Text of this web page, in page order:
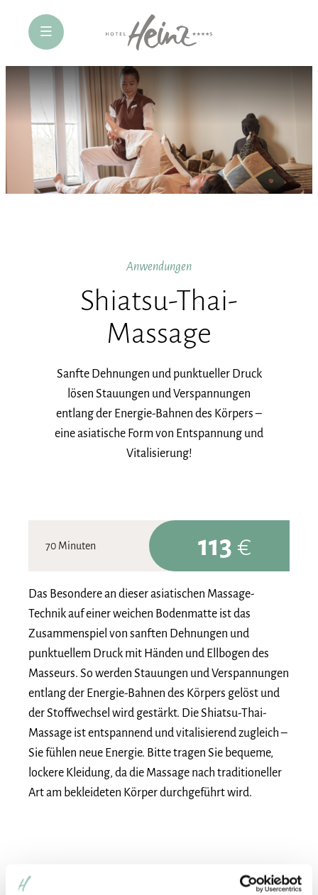
öffne Navigation
Anwendungen
Shiatsu-Thai-
Massage
Sanfte Dehnungen und punktueller Druck
lösen Stauungen und Verspannungen
entlang der Energie-Bahnen des Körpers –
eine asiatische Form von Entspannung und
Vitalisierung!
70 Minuten 113 €
Das Besondere an dieser asiatischen Massage-
Technik auf einer weichen Bodenmatte ist das
Zusammenspiel von sanften Dehnungen und
punktuellem Druck mit Händen und Ellbogen des
Masseurs. So werden Stauungen und Verspannungen
entlang der Energie-Bahnen des Körpers gelöst und
der Stoffwechsel wird gestärkt. Die Shiatsu-Thai-
Massage ist entspannend und vitalisierend zugleich –
Sie fühlen neue Energie. Bitte tragen Sie bequeme,
lockere Kleidung, da die Massage nach traditioneller
Art am bekleideten Körper durchgeführt wird.